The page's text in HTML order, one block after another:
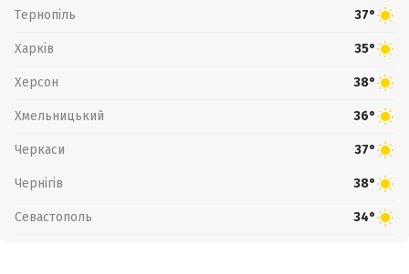
Тернопіль 37°
Харків 35°
Херсон 38°
Хмельницький 36°
Черкаси 37°
Чернігів 38°
Севастополь 34°